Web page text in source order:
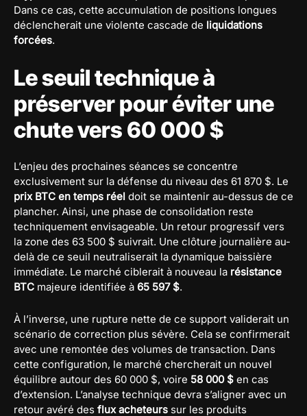
Dans ce cas, cette accumulation de positions longues
déclencherait une violente cascade de liquidations
forcées.
Le seuil technique à
préserver pour éviter une
chute vers 60 000 $
L’enjeu des prochaines séances se concentre
exclusivement sur la défense du niveau des 61 870 $. Le
prix BTC en temps réel doit se maintenir au-dessus de ce
plancher. Ainsi, une phase de consolidation reste
techniquement envisageable. Un retour progressif vers
la zone des 63 500 $ suivrait. Une clôture journalière au-
delà de ce seuil neutraliserait la dynamique baissière
immédiate. Le marché ciblerait à nouveau la résistance
BTC majeure identifiée à 65 597 $.
À l’inverse, une rupture nette de ce support validerait un
scénario de correction plus sévère. Cela se confirmerait
avec une remontée des volumes de transaction. Dans
cette configuration, le marché chercherait un nouvel
équilibre autour des 60 000 $, voire 58 000 $ en cas
d’extension. L’analyse technique devra s’aligner avec un
retour avéré des flux acheteurs sur les produits